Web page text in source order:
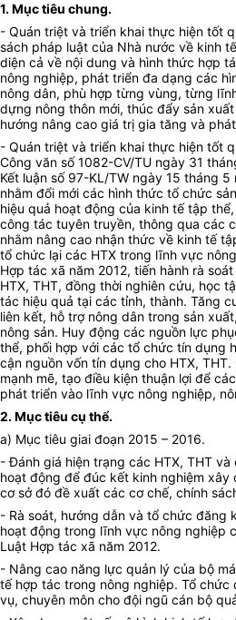
1. Mục tiêu chung.
- Quán triệt và triển khai thực hiện tốt
sách pháp luật của Nhà nước về kinh
diện cả về nội dung và hình thức hợp
nông nghiệp, phát triển đa dạng các
nông dân, phù hợp từng vùng, từng
dựng nông thôn mới, thúc đẩy sản
hướng nâng cao giá trị gia tăng và
- Quán triệt và triển khai thực hiện tốt
Công văn số 1082-CV/TU ngày 31
Kết luận số 97-KL/TW ngày 15 tháng 5
nhằm đổi mới các hình thức tổ chức
hiệu quả hoạt động của kinh tế tập
công tác tuyên truyền, thông qua các
nhằm nâng cao nhận thức về kinh tế
tổ chức lại các HTX trong lĩnh vực
Hợp tác xã năm 2012, tiến hành rà
HTX, THT, đồng thời nghiên cứu, học
tác hiệu quả tại các tỉnh, thành. Tăng
liên kết, hỗ trợ nông dân trong sản
nông sản. Huy động các nguồn lực
thể, phối hợp với các tổ chức tín dụng
cận nguồn vốn tín dụng cho HTX,
mạnh mẽ, tạo điều kiện thuận lợi để
phát triển vào lĩnh vực nông nghiệp,
2. Mục tiêu cụ thể.
a) Mục tiêu giai đoạn 2015 – 2016.
- Đánh giá hiện trạng các HTX, THT
hoạt động để đúc kết kinh nghiệm xây
cơ sở đó đề xuất các cơ chế, chính
- Rà soát, hướng dẫn và tổ chức đăng
hoạt động trong lĩnh vực nông nghiệp
Luật Hợp tác xã năm 2012.
- Nâng cao năng lực quản lý của bộ
tế hợp tác trong nông nghiệp. Tổ chức
vụ, chuyên môn cho đội ngũ cán bộ